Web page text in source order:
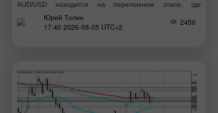
AUD/USD находится на переломном этапе, где
краткосрочная слабость доллара сталкивается с
фундаментальными ограничениями для австралийского
Юрий Толин
17:40 2026-08-05 UTC+2
2450